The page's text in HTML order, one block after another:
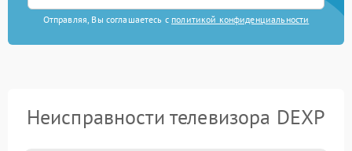
Отправляя, Вы соглашаетесь с политикой конфиденциальности
Неисправности телевизора DEXP